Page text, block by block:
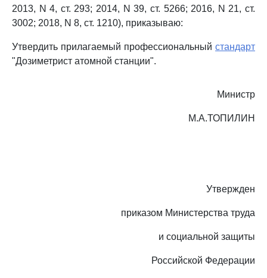
2013, N 4, ст. 293; 2014, N 39, ст. 5266; 2016, N 21, ст.
3002; 2018, N 8, ст. 1210), приказываю:
Утвердить прилагаемый профессиональный стандарт
"Дозиметрист атомной станции".
Министр
М.А.ТОПИЛИН
Утвержден
приказом Министерства труда
и социальной защиты
Российской Федерации